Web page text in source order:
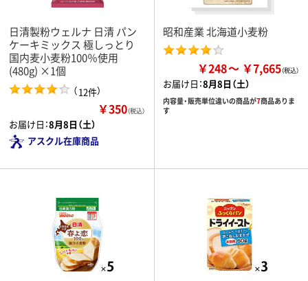
日清製粉ウェルナ 日清 パン
ケーキミックス 極しっとり
国内麦小麦粉100％使用
(480g) ×1個
（12件）
￥350（税込）
お届け日：8月8日（土）
アスクル在庫商品
昭和産業 北海道小麦粉
￥248 ￥7,665
お届け日：8月8日（土）
内容量・販売単位違いの商品が7商品ありま
す